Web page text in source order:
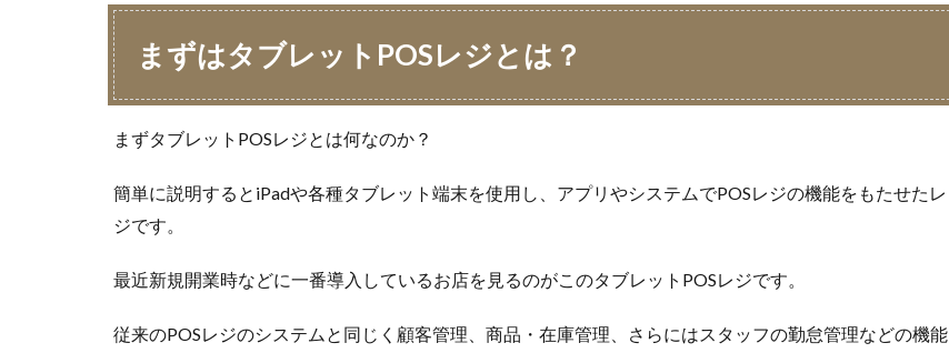
まずはタブレットPOSレジとは？
まずタブレットPOSレジとは何なのか？
簡単に説明するとiPadや各種タブレット端末を使用し、アプリやシステムでPOSレジの機能をもたせたレ
ジです。
最近新規開業時などに一番導入しているお店を見るのがこのタブレットPOSレジです。
従来のPOSレジのシステムと同じく顧客管理、商品・在庫管理、さらにはスタッフの勤怠管理などの機能